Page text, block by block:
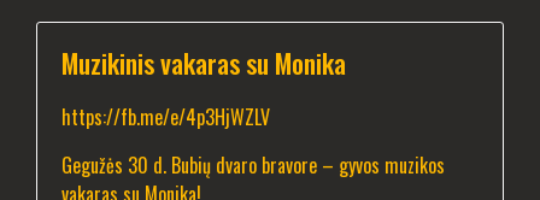
Muzikinis vakaras su Monika
https://fb.me/e/4p3HjWZLV
Gegužės 30 d. Bubių dvaro bravore – gyvos muzikos
vakaras su Monika!